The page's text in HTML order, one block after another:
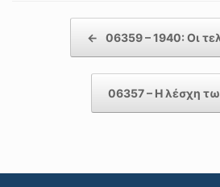
← 06359 – 1940: Οι
06357 – Η λέσχη